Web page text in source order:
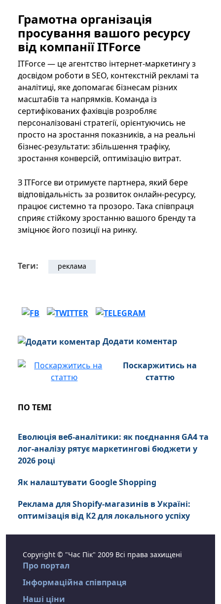
Грамотна організація
просування вашого ресурсу
від компанії ITForce
ITForce — це агентство інтернет-маркетингу з
досвідом роботи в SEO, контекстній рекламі та
аналітиці, яке допомагає бізнесам різних
масштабів та напрямків. Команда із
сертифікованих фахівців розробляє
персоналізовані стратегії, орієнтуючись не
просто на зростання показників, а на реальні
бізнес-результати: збільшення трафіку,
зростання конверсій, оптимізацію витрат.
З ITForce ви отримуєте партнера, який бере
відповідальність за розвиток онлайн-ресурсу,
працює системно та прозоро. Така співпраця
сприяє стійкому зростанню вашого бренду та
зміцнює його позиції на ринку.
Теги: реклама
Додати коментар
Поскаржитись на
статтю
ПО ТЕМІ
Еволюція веб-аналітики: як поєднання GA4 та
лог-аналізу рятує маркетингові бюджети у
2026 році
Як налаштувати Google Shopping
Реклама для Shopify-магазинів в Україні:
оптимізація від К2 для локального успіху
Copyright © "Час Пік" 2009 Всі права захищені
Про портал
Інформаційна співпраця
Наші ціни